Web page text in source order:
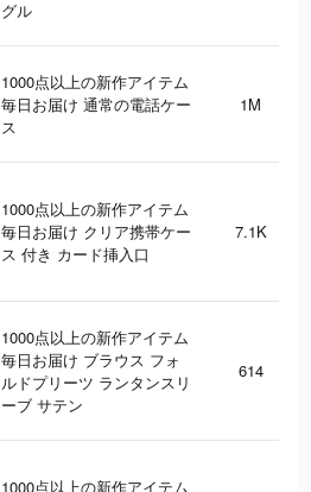
グル
1000点以上の新作アイテム
毎日お届け 通常の電話ケー
ス
1M
1000点以上の新作アイテム
毎日お届け クリア携帯ケー
ス 付き カード挿入口
7.1K
1000点以上の新作アイテム
毎日お届け ブラウス フォ
ルドプリーツ ランタンスリ
ーブ サテン
614
1000点以上の新作アイテム